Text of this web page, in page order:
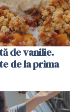
de vanilie.
de la prima